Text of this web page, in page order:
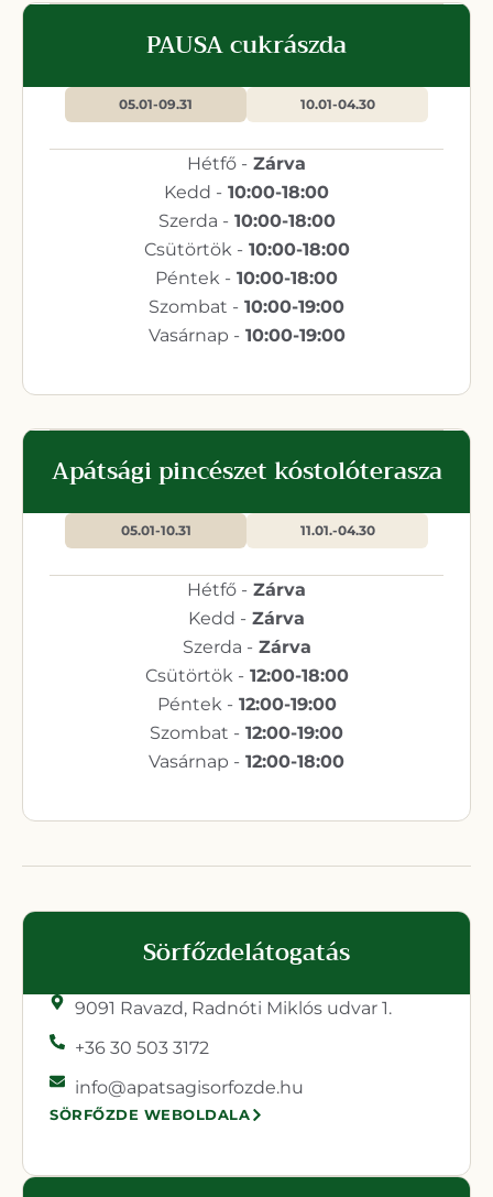
PAUSA cukrászda
05.01-09.31 10.01-04.30
Hétfő - Zárva
Kedd - 10:00-18:00
Szerda - 10:00-18:00
Csütörtök - 10:00-18:00
Péntek - 10:00-18:00
Szombat - 10:00-19:00
Vasárnap - 10:00-19:00
Apátsági pincészet kóstolóterasza
05.01-10.31 11.01.-04.30
Hétfő - Zárva
Kedd - Zárva
Szerda - Zárva
Csütörtök - 12:00-18:00
Péntek - 12:00-19:00
Szombat - 12:00-19:00
Vasárnap - 12:00-18:00
Sörfőzdelátogatás
9091 Ravazd, Radnóti Miklós udvar 1.
+36 30 503 3172
info@apatsagisorfozde.hu
SÖRFŐZDE WEBOLDALA